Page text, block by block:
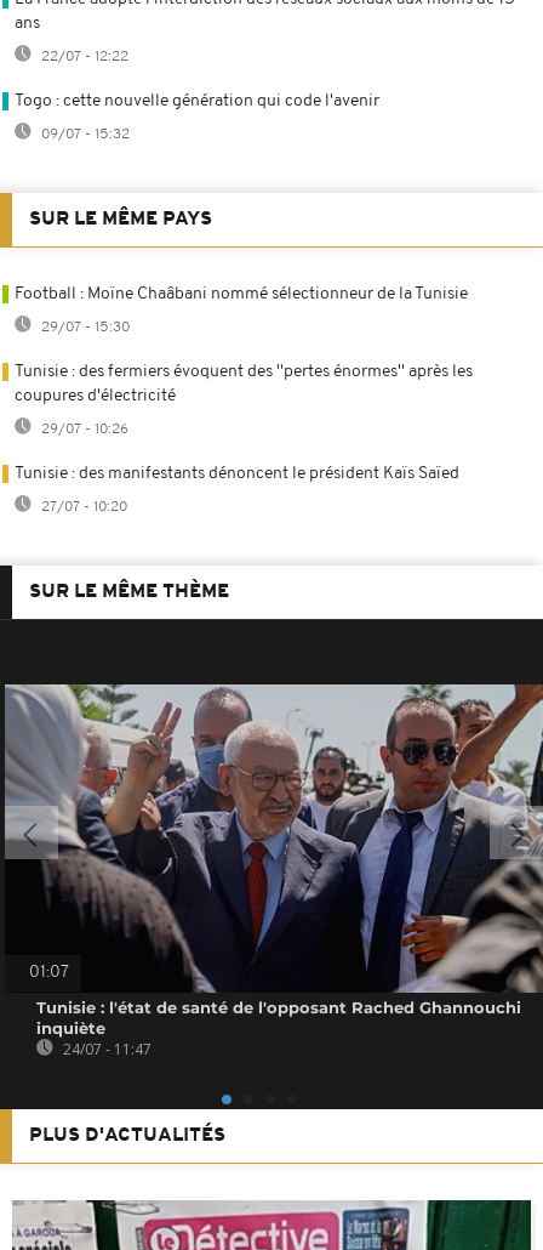
ans
22/07 - 12:22
Togo : cette nouvelle génération qui code l'avenir
09/07 - 15:32
SUR LE MÊME PAYS
Football : Moïne Chaâbani nommé sélectionneur de la Tunisie
29/07 - 15:30
Tunisie : des fermiers évoquent des ''pertes énormes'' après les
coupures d'électricité
29/07 - 10:26
Tunisie : des manifestants dénoncent le président Kaïs Saïed
27/07 - 10:20
SUR LE MÊME THÈME
01:07
Tunisie : l'état de santé de l'opposant Rached Ghannouchi
inquiète
24/07 - 11:47
PLUS D'ACTUALITÉS